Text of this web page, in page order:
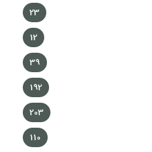
23
12
39
192
203
110